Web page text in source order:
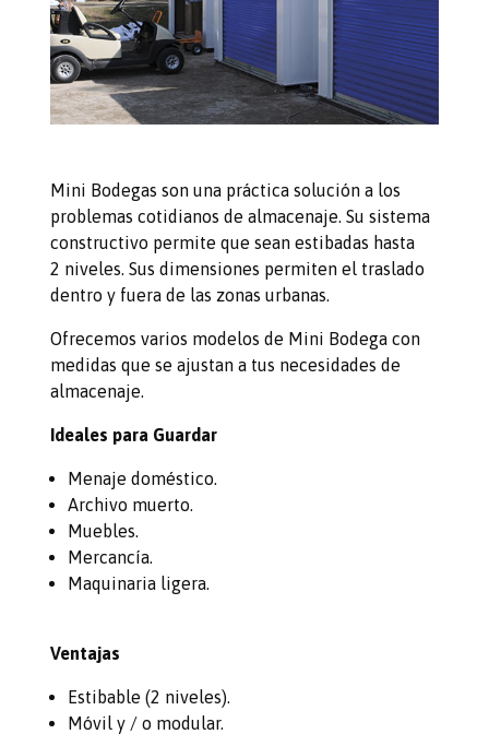
Mini Bodegas son una práctica solución a los
problemas cotidianos de almacenaje. Su sistema
constructivo permite que sean estibadas hasta
2 niveles. Sus dimensiones permiten el traslado
dentro y fuera de las zonas urbanas. ​
Ofrecemos varios modelos de Mini Bodega con
medidas que se ajustan a tus necesidades de
almacenaje.​
Ideales para Guardar
Menaje doméstico.​
Archivo muerto.​
Muebles.​
Mercancía.​
Maquinaria ligera.​
Ventajas​
Estibable (2 niveles).​
Móvil y / o modular.​